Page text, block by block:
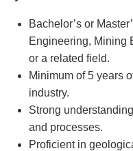
Bachelor’s or
Engineering, Mining
or a related field.
Minimum of 5 years
industry.
Strong
and processes.
Proficient in